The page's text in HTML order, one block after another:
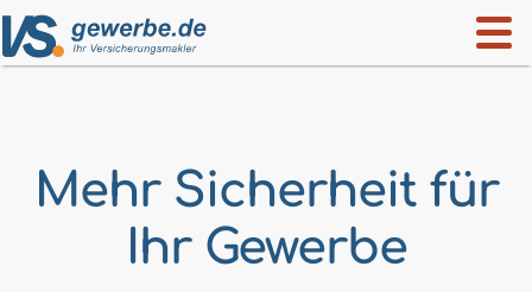
Mehr Sicherheit für
Ihr Gewerbe